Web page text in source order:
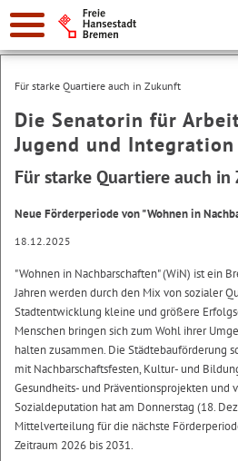
Suche:
Für starke Quartiere auch in Zukunft
Die Senatorin für
Jugend und Integration
Für starke Quartiere auch
Neue Förderperiode von "Wohnen in
18.12.2025
"Wohnen in Nachbarschaften" (WiN) ist ein
Jahren werden durch den Mix von sozialer
Stadtentwicklung kleine und größere
Menschen bringen sich zum Wohl ihrer
halten zusammen. Die Städtebauförderung
mit Nachbarschaftsfesten, Kultur- und
Gesundheits- und Präventionsprojekten und
Sozialdeputation hat am Donnerstag (18.
Mittelverteilung für die nächste
Zeitraum 2026 bis 2031.